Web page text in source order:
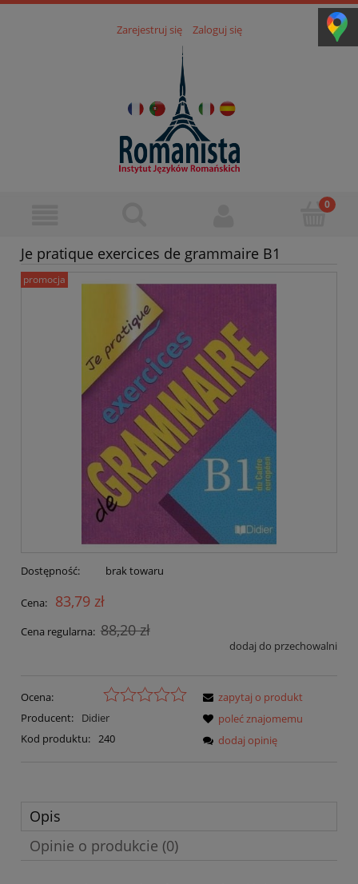
Zarejestruj się Zaloguj się
Je pratique exercices de grammaire B1
promocja
Dostępność: brak towaru
Cena: 83,79 zł
Cena regularna: 88,20 zł
dodaj do przechowalni
Ocena:
Producent:
Didier
Kod produktu: 240
zapytaj o produkt
poleć znajomemu
dodaj opinię
Opis
Opinie o produkcie (0)